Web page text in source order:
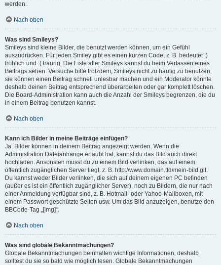
werden.
Nach oben
Was sind Smileys?
Smileys sind kleine Bilder, die benutzt werden können, um ein Gefühl
auszudrücken. Für jeden Smiley gibt es einen kurzen Code, z. B. bedeutet :)
fröhlich und :( traurig. Die Liste aller Smileys kannst du beim Verfassen eines
Beitrags sehen. Versuche bitte trotzdem, Smileys nicht zu häufig zu benutzen,
sie können einen Beitrag schnell unlesbar machen und ein Moderator könnte
deshalb deinen Beitrag entsprechend überarbeiten oder gar komplett löschen.
Die Board-Administration kann auch die Anzahl der Smileys begrenzen, die du
in einem Beitrag benutzen kannst.
Nach oben
Kann ich Bilder in meine Beiträge einfügen?
Ja, Bilder können in deinem Beitrag angezeigt werden. Wenn die
Administration Dateianhänge erlaubt hat, kannst du das Bild auch direkt
hochladen. Ansonsten musst du zu einem Bild verlinken, das auf einem
öffentlich zugänglichen Server liegt, z. B. http://www.domain.tld/mein-bild.gif.
Du kannst weder Bilder verlinken, die sich auf deinem eigenen PC befinden
(außer es ist ein öffentlich zugänglicher Server), noch zu Bildern, die nur nach
einer Anmeldung verfügbar sind, z. B. Hotmail- oder Yahoo-Mailboxen, mit
einem Passwort geschützte Seiten usw. Um das Bild anzuzeigen, benutze den
BBCode-Tag „[img]“.
Nach oben
Was sind globale Bekanntmachungen?
Globale Bekanntmachungen beinhalten wichtige Informationen, deshalb
solltest du sie so bald wie möglich lesen. Globale Bekanntmachungen